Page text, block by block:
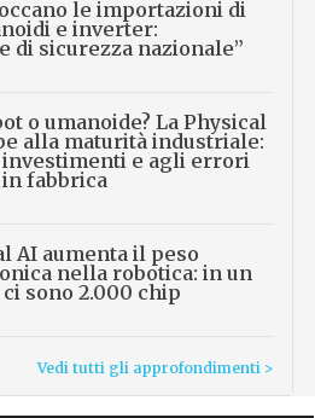
le importazioni di
e inverter:
di sicurezza nazionale”
o umanoide? La Physical
alla maturità industriale:
investimenti e agli errori
fabbrica
AI aumenta il peso
nella robotica: in un
sono 2.000 chip
Vedi tutti gli approfondimenti >